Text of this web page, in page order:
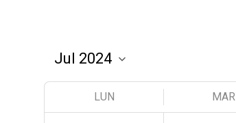
LUN MAR